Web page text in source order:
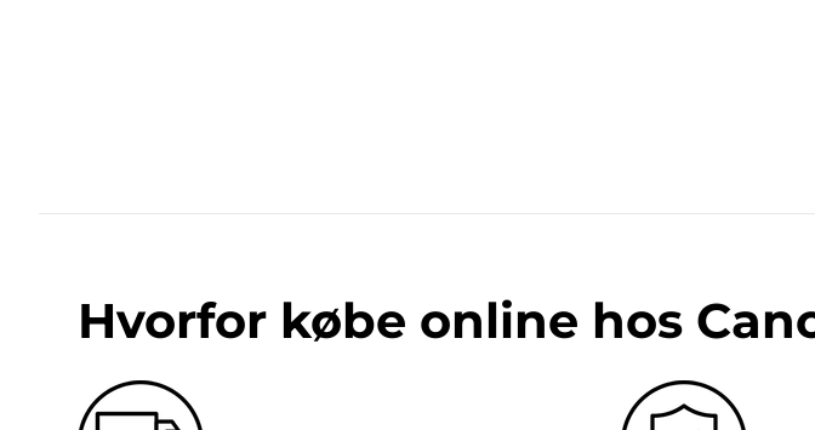
Hvorfor købe online hos